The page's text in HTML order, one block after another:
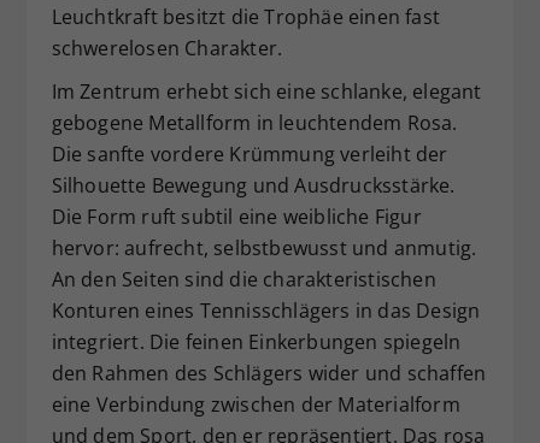
Leuchtkraft besitzt die Trophäe einen fast
schwerelosen Charakter.
Im Zentrum erhebt sich eine schlanke, elegant
gebogene Metallform in leuchtendem Rosa.
Die sanfte vordere Krümmung verleiht der
Silhouette Bewegung und Ausdrucksstärke.
Die Form ruft subtil eine weibliche Figur
hervor: aufrecht, selbstbewusst und anmutig.
An den Seiten sind die charakteristischen
Konturen eines Tennisschlägers in das Design
integriert. Die feinen Einkerbungen spiegeln
den Rahmen des Schlägers wider und schaffen
eine Verbindung zwischen der Materialform
und dem Sport, den er repräsentiert. Das rosa